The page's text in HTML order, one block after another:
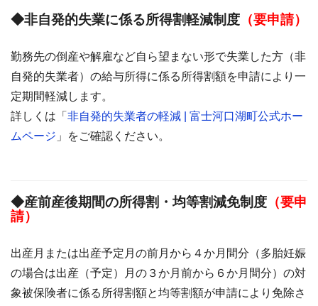
◆非自発的失業に係る所得割軽減制度 （要申請）
勤務先の倒産や解雇など自ら望まない形で失業した方（非
自発的失業者）の給与所得に係る所得割額を申請により一
定期間軽減します。
詳しくは「 非自発的失業者の軽減 | 富士河口湖町公式ホー
ムページ 」をご確認ください。
◆産前産後期間の所得割・均等割減免制度 （要申
請）
出産月または出産予定月の前月から４か月間分（多胎妊娠
の場合は出産（予定）月の３か月前から６か月間分）の対
象被保険者に係る所得割額と均等割額が申請により免除さ